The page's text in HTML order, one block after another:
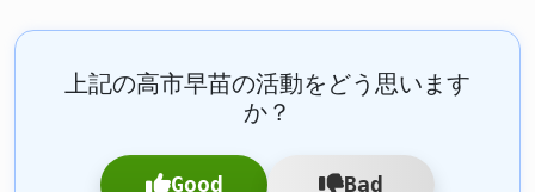
上記の高市早苗の活動をどう思います
か？
Good Bad